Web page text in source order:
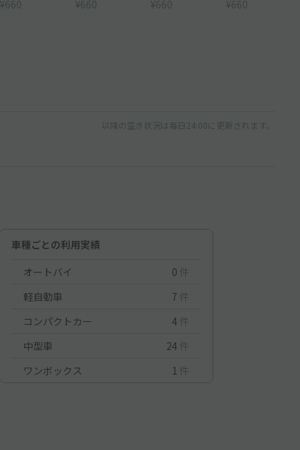
¥660 ¥660 ¥660 ¥660
以降の空き状況は毎日24:00に更新されます。
車種ごとの利用実績
オートバイ
0 件
軽自動車
7 件
コンパクトカー
4 件
中型車
24 件
ワンボックス
1 件